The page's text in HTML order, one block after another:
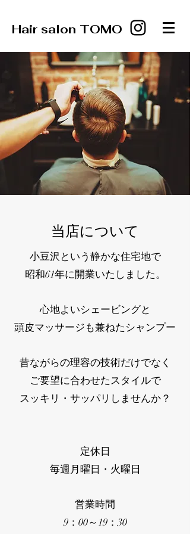
Hair salon TOMO
当店について
小豆沢という静かな住宅地で
昭和61年に開業いたしました。
心地よいシェービングと
頭皮マッサージも兼ねたシャンプー
昔ながらの理容の技術だけでなく
ご要望に合わせたスタイルで
スッキリ・サッパリしませんか？
定休日
毎週月曜日・火曜日
営業時間
9：00～19：30